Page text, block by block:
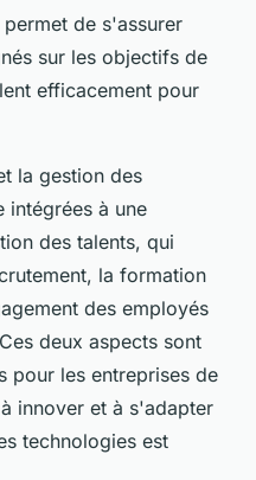
de s'assurer
sur les objectifs de
efficacement pour
la gestion des
intégrées à une
des talents, qui
la formation
des employés
deux aspects sont
pour les entreprises de
innover et à s'adapter
technologies est